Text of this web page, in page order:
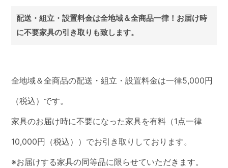
配送・組立・設置料金は全地域＆全商品一律！お届け時
に不要家具の引き取りも致します。
全地域＆全商品の配送・組立・設置料金は一律5,000円
（税込）です。
家具のお届け時に不要になった家具を有料（1点一律
10,000円（税込））でお引き取りしております。
※お届けする家具の同等品に限らせていただきます。